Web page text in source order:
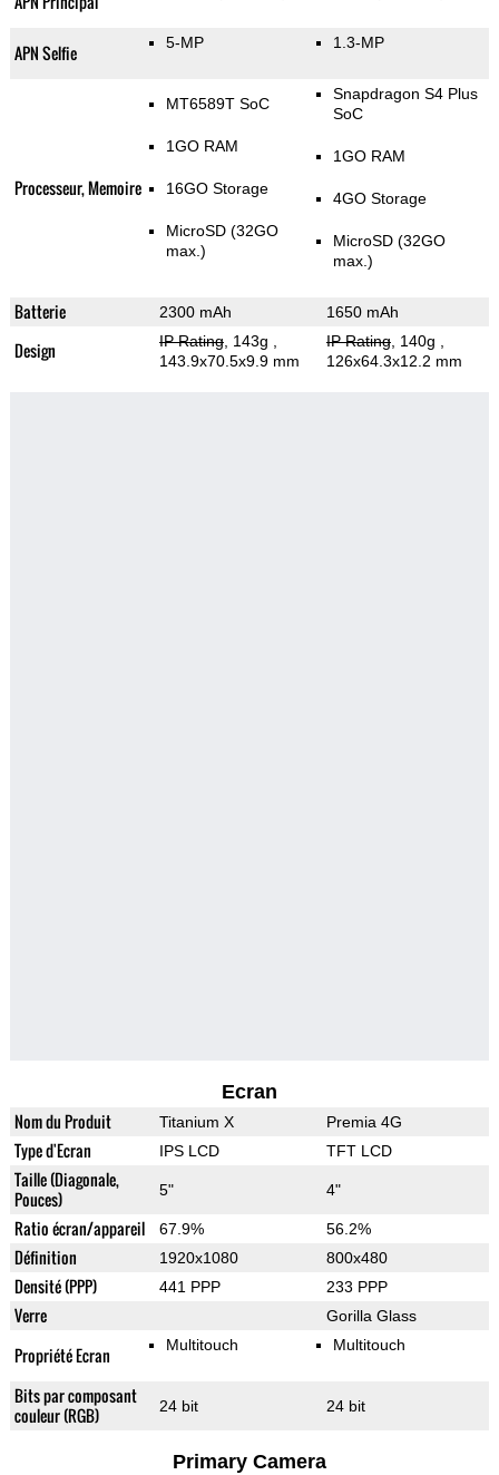
APN Selfie 5-MP 1.3-MP
Processeur, Memoire
MT6589T SoC
1GO RAM
16GO Storage
MicroSD (32GO
max.)
Snapdragon S4 Plus
SoC
1GO RAM
4GO Storage
MicroSD (32GO
max.)
Batterie 2300 mAh 1650 mAh
Design IP Rating, 143g
143.9x70.5x9.9 mm
IP Rating, 140g
126x64.3x12.2 mm
Ecran
Nom du Produit Titanium X Premia 4G
Type d'Ecran IPS LCD TFT LCD
Taille (Diagonale,
Pouces)
5" 4"
Ratio écran/appareil 67.9% 56.2%
Définition 1920x1080 800x480
Densité (PPP) 441 PPP 233 PPP
Verre Gorilla Glass
Propriété Ecran Multitouch Multitouch
Bits par composant
couleur (RGB)
24 bit 24 bit
Primary Camera